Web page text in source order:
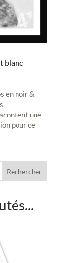
blanc
en noir &
une
pour ce
Rechercher